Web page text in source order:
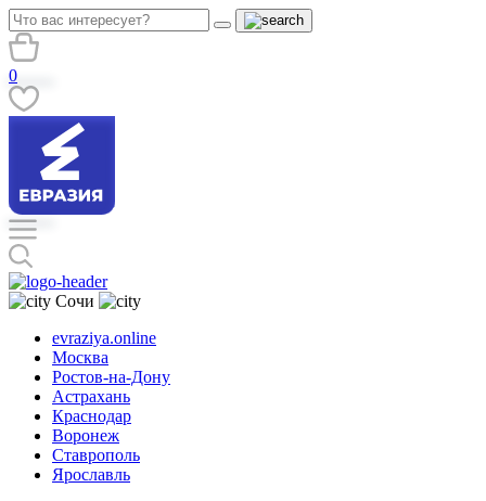
0
Сочи
evraziya.online
Москва
Ростов-на-Дону
Астрахань
Краснодар
Воронеж
Ставрополь
Ярославль